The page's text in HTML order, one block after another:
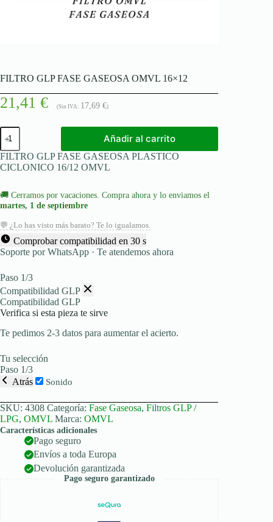
FILTRO GLP FASE GASEOSA OMVL 16×12
21,41 € (Sin IVA: 17,69 €)
FILTRO
GLP
FASE
GASEOSA
OMVL
cantidad
Añadir al carrito
FILTRO GLP FASE GASEOSA PLASTICO
CICLONICO 16/12 OMVL
🚚 Cerramos por vacaciones. Compra ahora y lo enviamos el
martes, 1 de septiembre
💬 ¿Lo has visto más barato? Te lo igualamos.
Comprobar compatibilidad en 30 s
Soporte por WhatsApp · Te atendemos ahora
Paso 1/3
Compatibilidad GLP
Compatibilidad GLP
Verifica si esta pieza te sirve
Te pedimos 2-3 datos para aumentar el acierto.
Tu selección
Paso 1/3
Atrás
Sonido
SKU: 4308 Categoría: Fase Gaseosa, Filtros GLP /
LPG, OMVL Marca: OMVL
Características adicionales
Pago seguro
Envíos a toda Europa
Devolución garantizada
Pago seguro garantizado